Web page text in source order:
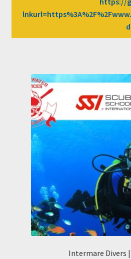
Intermare Divers |